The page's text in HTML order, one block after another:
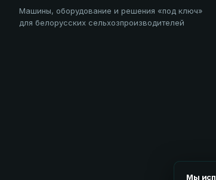
Машины, оборудование и решения «под ключ»
для белорусских сельхозпроизводителей
Мы